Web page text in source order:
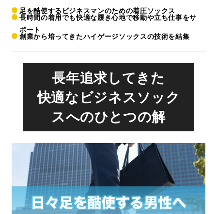
足を酷使するビジネスマンのための着圧ソックス
長時間の着用でも快適な履き心地で移動や立ち仕事をサ
ポート
創業から培ってきたハイゲージソックスの技術を結集
長年追求してきた
快適なビジネスソック
スへのひとつの解